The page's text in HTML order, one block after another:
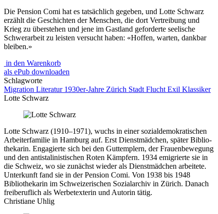
Die Pension Comi hat es tatsächlich gegeben, und Lotte Schwarz
erzählt die Geschichten der Menschen, die dort Vertreibung und
Krieg zu überstehen und jene im Gastland geforderte seelische
Schwerarbeit zu leisten versucht haben: «Hoffen, warten, dankbar
bleiben.»
in den Warenkorb
als ePub downloaden
Schlagworte
Migration Literatur 1930er-Jahre Zürich Stadt Flucht Exil Klassiker
Lotte Schwarz
Lotte Schwarz (1910–1971), wuchs in einer sozialdemokratischen
Arbeiterfamilie in Hamburg auf. Erst Dienstmädchen, später Biblio­
thekarin. Engagierte sich bei den Guttemplern, der Frauenbewe­gung
und den antistalinistischen Roten Kämpfern. 1934 emigrierte sie in
die Schweiz, wo sie zunächst wieder als Dienstmädchen arbei­tete.
Unterkunft fand sie in der Pension Comi. Von 1938 bis 1948
Bibliothekarin im Schweizerischen Sozial­archiv in Zürich. Danach
freiberuflich als Werbetexterin und Autorin tätig.
Christiane Uhlig